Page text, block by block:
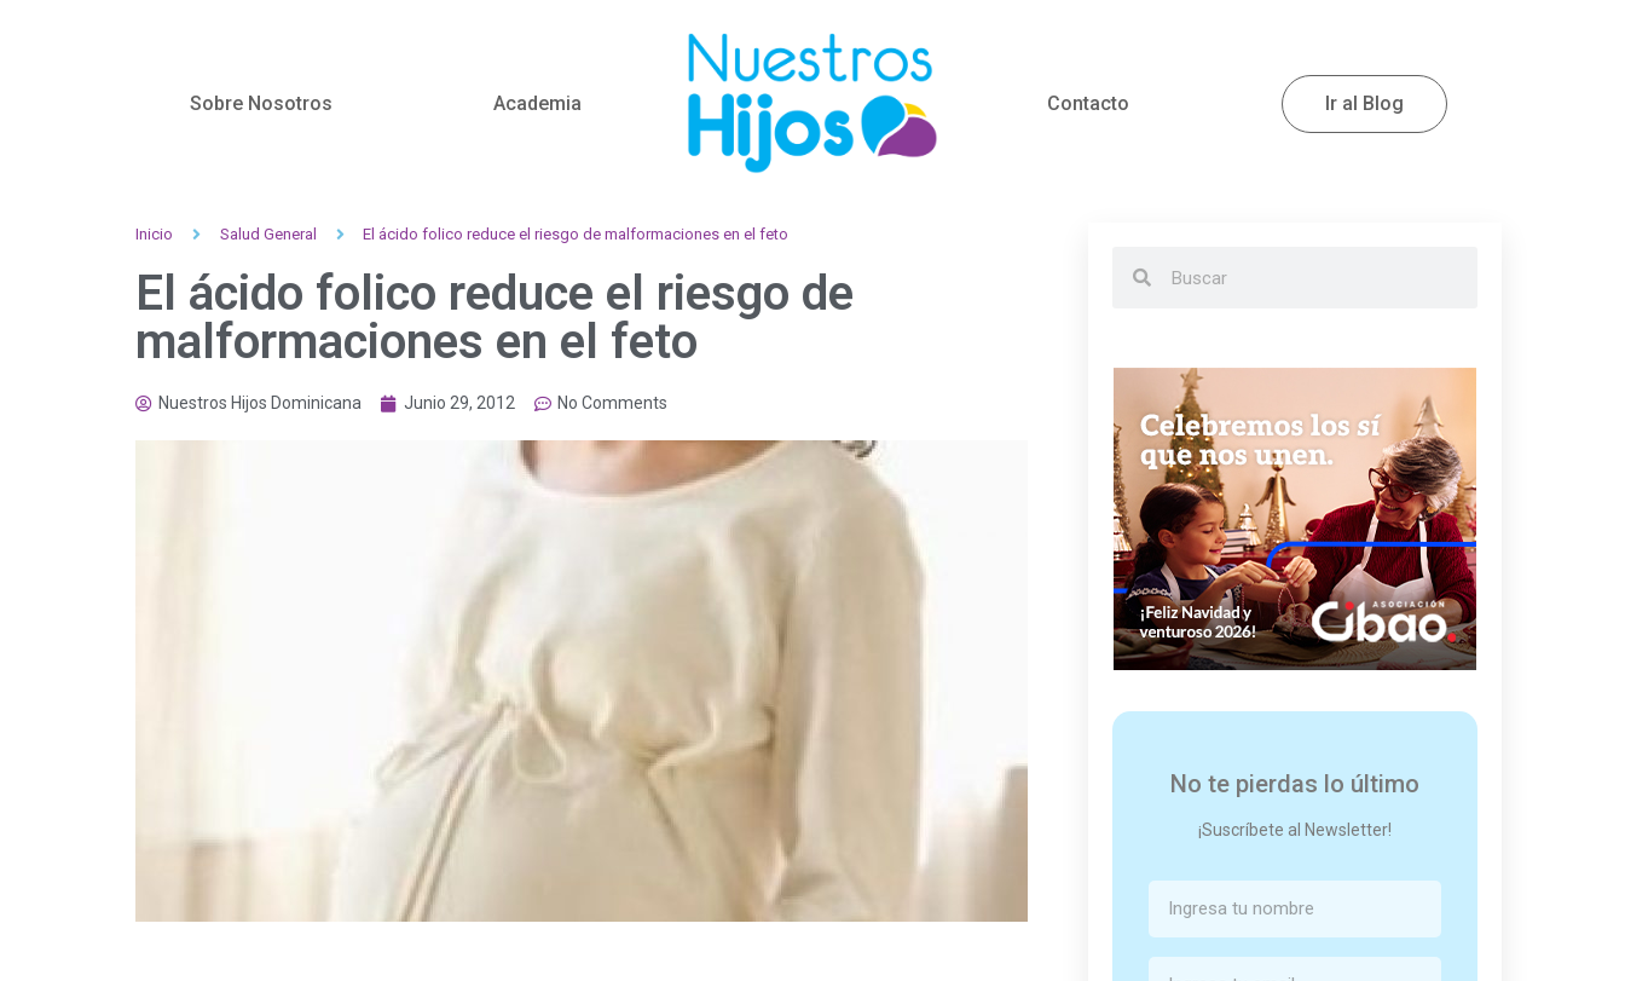
Sobre Nosotros Academia Contacto Ir al Blog
Inicio Salud General El ácido folico reduce el riesgo de malformaciones en el feto
El ácido folico reduce el riesgo de
malformaciones en el feto
Nuestros Hijos Dominicana Junio 29, 2012 No Comments
No te pierdas lo último
¡Suscríbete al Newsletter!